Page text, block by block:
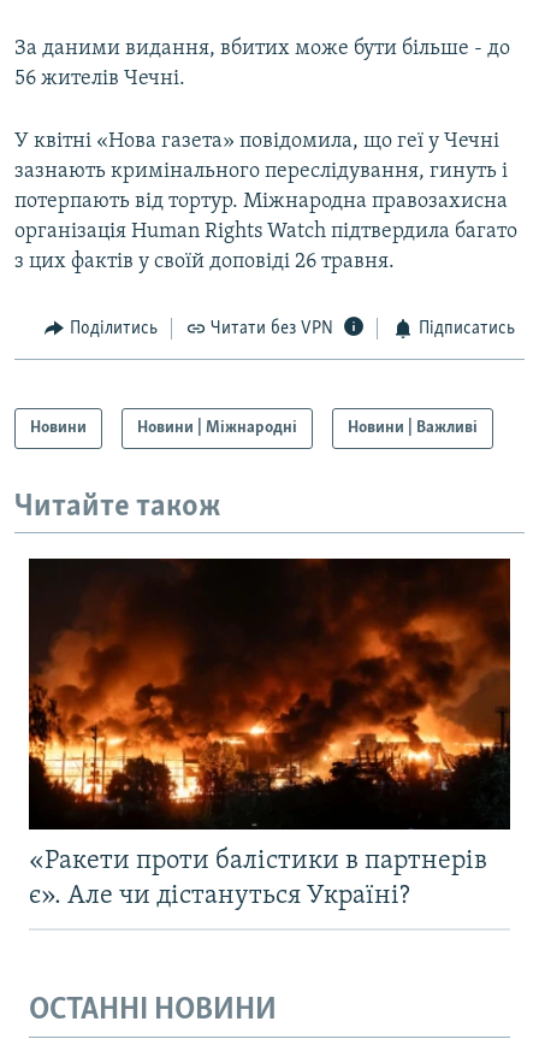
За даними видання, вбитих може бути більше - до
56 жителів Чечні.
У квітні «Нова газета» повідомила, що геї у Чечні
зазнають кримінального переслідування, гинуть і
потерпають від тортур. Міжнародна правозахисна
організація Human Rights Watch підтвердила багато
з цих фактів у своїй доповіді 26 травня.
Поділитись Читати без VPN Підписатись
Новини Новини | Міжнародні Новини | Важливі
Читайте також
«Ракети проти балістики в партнерів
є». Але чи дістануться Україні?
ОСТАННІ НОВИНИ